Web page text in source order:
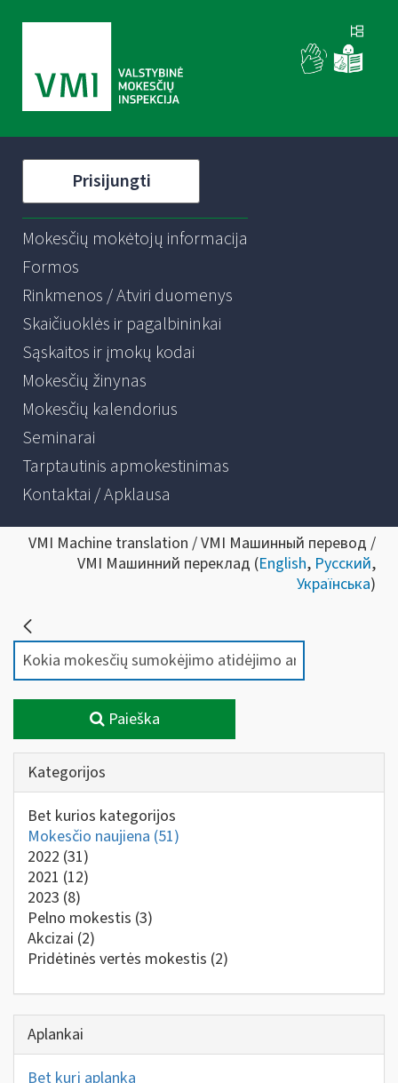
Prisijungti
Mokesčių mokėtojų informacija
Formos
Rinkmenos / Atviri duomenys
Skaičiuoklės ir pagalbininkai
Sąskaitos ir įmokų kodai
Mokesčių žinynas
Mokesčių kalendorius
Seminarai
Tarptautinis apmokestinimas
Kontaktai / Apklausa
VMI Machine translation / VMI Машинный перевод /
VMI Машинний переклад (English, Русский,
Українська)
Paieška
Kategorijos
Bet kurios kategorijos
Mokesčio naujiena (51)
2022 (31)
2021 (12)
2023 (8)
Pelno mokestis (3)
Akcizai (2)
Pridėtinės vertės mokestis (2)
Aplankai
Bet kurį aplanką